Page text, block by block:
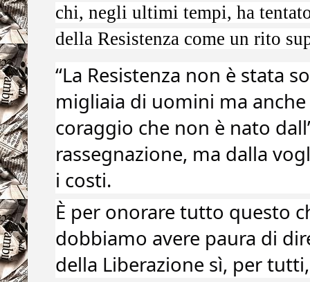
chi, negli ultimi tempi, ha
della Resistenza come un rito
“La Resistenza non è stata
migliaia di uomini ma
coraggio che non è nato
rassegnazione, ma dalla
i costi.
È per onorare tutto questo
dobbiamo avere paura di
della Liberazione sì, per